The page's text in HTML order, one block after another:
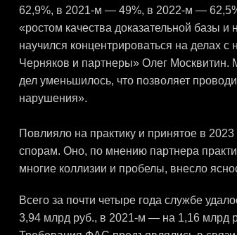
62,9%, в 2021-м — 49%, в 2022-м —
«ростом качества доказательной базы
научился концентрироваться на делах
Черняков и партнеры» Олег Москвитин.
дел уменьшилось, что позволяет
нарушения».
Повлияло на практику и принятое в
спорам. Оно, по мнению партнера
многие коллизии и пробелы, внесло
Всего за почти четыре года службе
3,94 млрд руб., в 2021-м — на 1,16 млрд